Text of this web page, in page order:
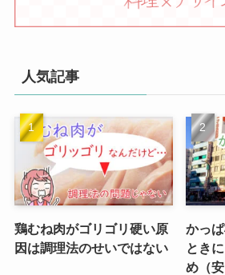
人気記事
鶏むね肉がゴリゴリ硬い原
因は調理法のせいではない
かっ
とき
め（